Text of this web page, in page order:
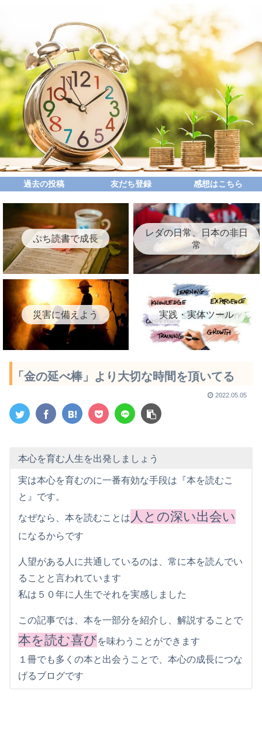
過去の投稿 友だち登録 感想はこちら
ぷち読書で成長
レダの日常、日本の非日
常
災害に備えよう 実践・実体ツール
「金の延べ棒」より大切な時間を頂いてる
2022.05.05
本心を育む人生を出発しましょう
実は本心を育むのに一番有効な手段は『本を読むこ
と』です。
なぜなら、本を読むことは 人との深い出会い
になるからです
人望がある人に共通しているのは、常に本を読んでい
ることと言われています
私は５０年に人生でそれを実感しました
この記事では、本を一部分を紹介し、解説することで
本を読む喜びを味わうことができます
１冊でも多くの本と出会うことで、本心の成長につな
げるブログです